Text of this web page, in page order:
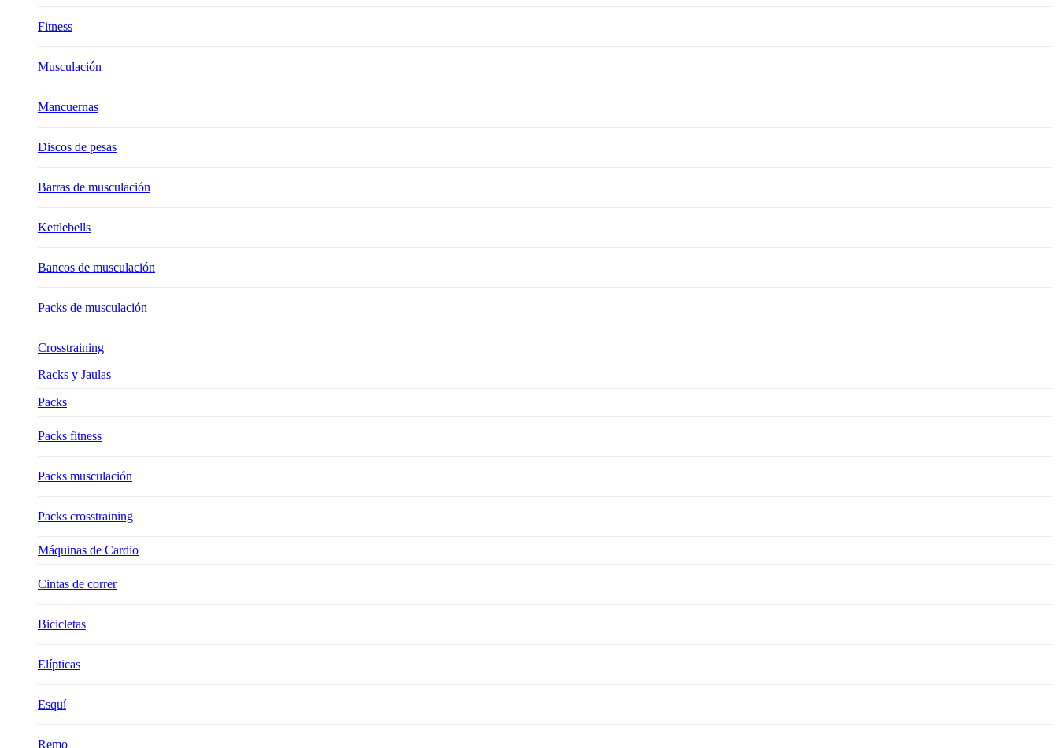
Fitness
Musculación
Mancuernas
Discos de pesas
Barras de musculación
Kettlebells
Bancos de musculación
Packs de musculación
Crosstraining
Racks y Jaulas
Packs
Packs fitness
Packs musculación
Packs crosstraining
Máquinas de Cardio
Cintas de correr
Bicicletas
Elípticas
Esquí
Remo